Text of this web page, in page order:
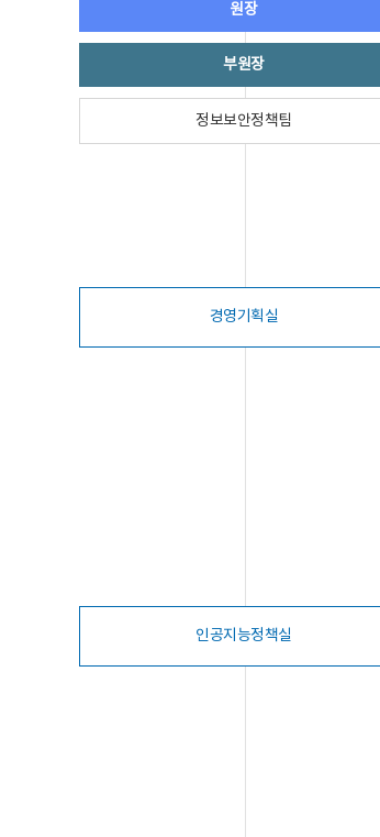
원장
부원장
정보보안정책팀
경영기획실
인공지능정책실